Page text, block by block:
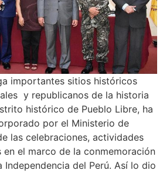
importantes sitios históricos
y republicanos de la historia
histórico de Pueblo Libre, ha
por el Ministerio de
las celebraciones, actividades
el marco de la conmemoración
Independencia del Perú. Así lo dio